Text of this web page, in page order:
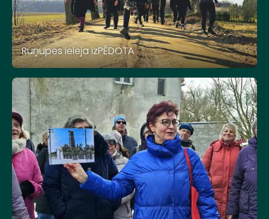
Ruņupes ieleja izPĒDOTA